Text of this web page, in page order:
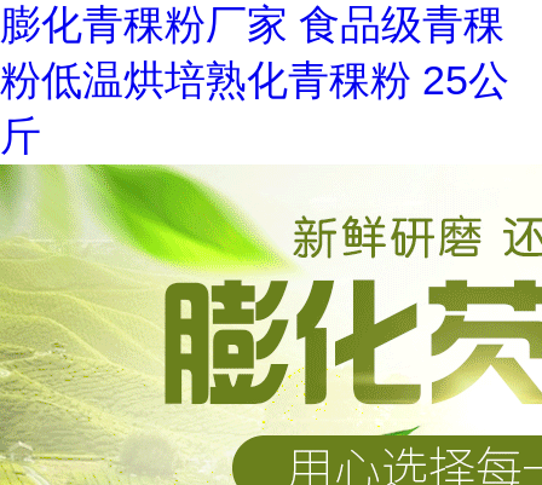
膨化青稞粉厂家 食品级青稞
粉低温烘培熟化青稞粉 25公
斤